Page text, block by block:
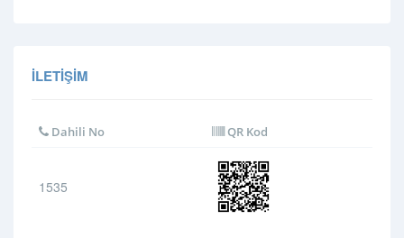
İLETIŞIM
Dahili No QR Kod
1535